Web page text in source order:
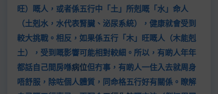
旺）嘅人，或者係五行中「土」所剋嘅「水」命人
（土剋水，水代表腎臟、泌尿系統），健康就會受到
較大挑戰。相反，如果係五行「木」旺嘅人（木能剋
土），受到嘅影響可能相對較細。所以，有啲人年年
都話自己間房喺病位但冇事，有啲人一住入去就周身
唔舒服，除咗個人體質，同命格五行好有關係。瞭解